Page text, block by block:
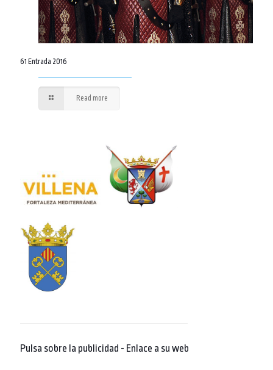
61 Entrada 2016
Read more
Pulsa sobre la publicidad - Enlace a su web